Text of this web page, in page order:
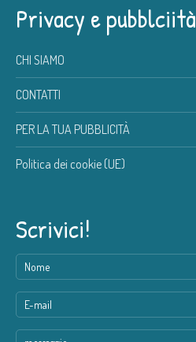
Privacy e pubblciità
CHI SIAMO
CONTATTI
PER LA TUA PUBBLICITÀ
Politica dei cookie (UE)
Scrivici!